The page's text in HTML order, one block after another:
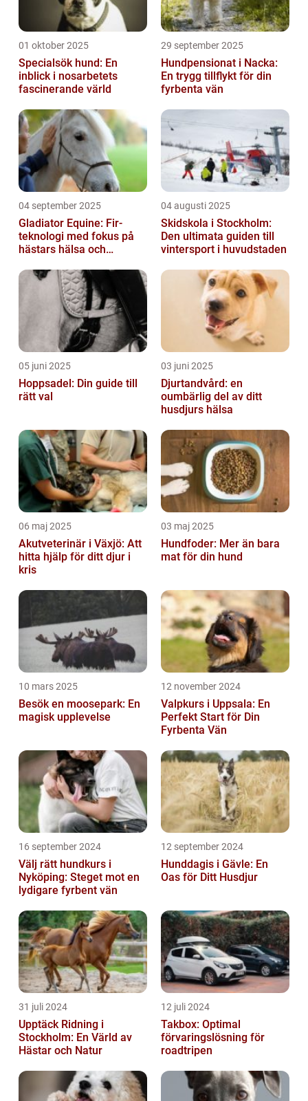
01 oktober 2025
Specialsök hund: En
inblick i nosarbetets
fascinerande värld
29 september 2025
Hundpensionat i Nacka:
En trygg tillflykt för din
fyrbenta vän
04 september 2025
Gladiator Equine: Fir-
teknologi med fokus på
hästars hälsa och
04 augusti 2025
Skidskola i Stockholm:
Den ultimata guiden till
vintersport i huvudstaden
05 juni 2025
Hoppsadel: Din guide till
rätt val
03 juni 2025
Djurtandvård: en
oumbärlig del av ditt
husdjurs hälsa
06 maj 2025
Akutveterinär i Växjö: Att
hitta hjälp för ditt djur i
kris
03 maj 2025
Hundfoder: Mer än bara
mat för din hund
10 mars 2025
Besök en moosepark: En
magisk upplevelse
12 november 2024
Valpkurs i Uppsala: En
Perfekt Start för Din
Fyrbenta Vän
16 september 2024
Välj rätt hundkurs i
Nyköping: Steget mot en
lydigare fyrbent vän
12 september 2024
Hunddagis i Gävle: En
Oas för Ditt Husdjur
31 juli 2024
Upptäck Ridning i
Stockholm: En Värld av
Hästar och Natur
12 juli 2024
Takbox: Optimal
förvaringslösning för
roadtripen